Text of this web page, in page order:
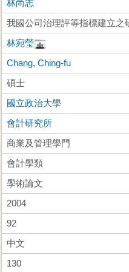
林尚志
我國公司治理評等指標建立之
林宛瑩
Chang, Ching-fu
碩士
國立政治大學
會計研究所
商業及管理學門
會計學類
學術論文
2004
92
中文
130